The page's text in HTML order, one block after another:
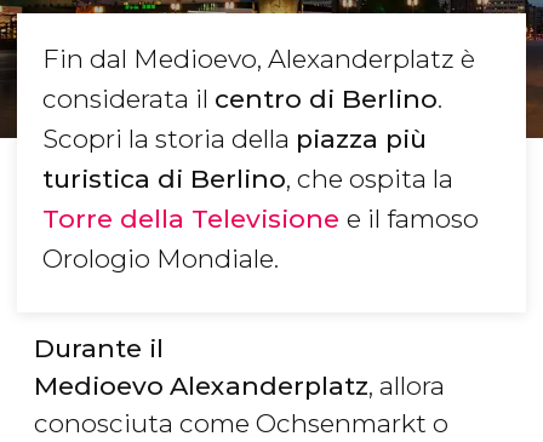
Fin dal Medioevo, Alexanderplatz è
considerata il centro di Berlino.
Scopri la storia della piazza più
turistica di Berlino, che ospita la
Torre della Televisione e il famoso
Orologio Mondiale.
Durante il
Medioevo Alexanderplatz, allora
conosciuta come Ochsenmarkt o